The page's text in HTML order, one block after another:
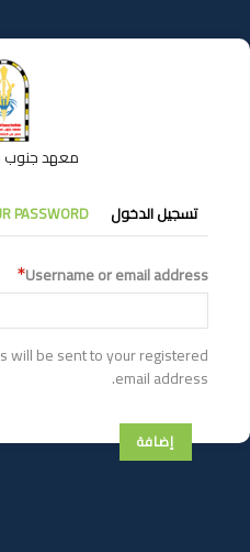
إلى
المحتوى
معهد جنوب
التبويبات
الأساسية
تسجيل الدخول PASSWORD
Username or email address
will be sent to your registered
email address.